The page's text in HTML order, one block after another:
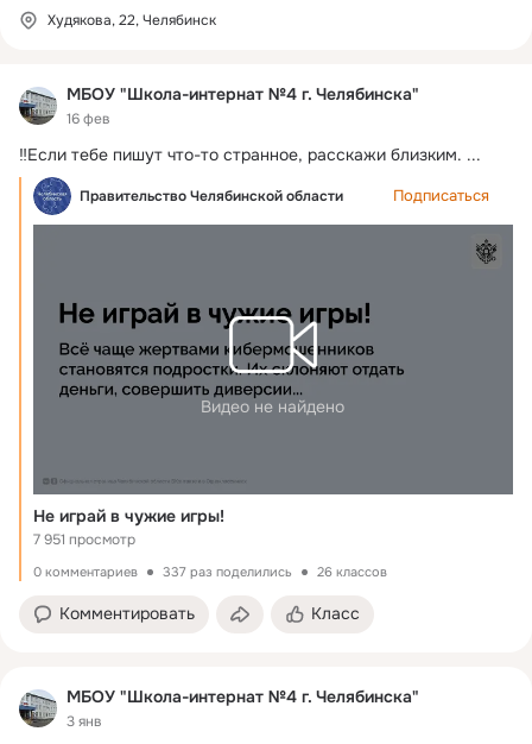
МБОУ "Школа-интернат №4 г. Челябинска"
16 фев
‼️Если тебе пишут что-то странное, расскажи близким. ...
Правительство Челябинской области Подписаться
Видео не найдено
Не играй в чужие игры!
7 951 просмотр
0 комментариев 337 раз поделились 26 классов
Комментировать Класс
МБОУ "Школа-интернат №4 г. Челябинска"
3 янв
Худякова, 22, Челябинск